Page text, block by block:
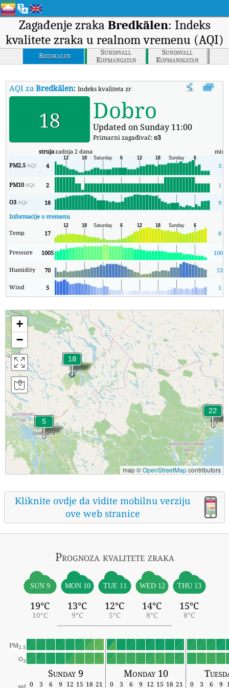
Zagađenje zraka Bredkälen: Indeks
kvalitete zraka u realnom vremenu (AQI)
Bredkalen
Sundsvall
Kopmangatan
Sundsvall
Kopmansgatan
AQI zaBredkälen:Indeks kvaliteta zraka (AQI) kompanije Bredkälen
18 Dobro
Updated on Sunday 11:00
Primarni zagađivač:o3
strujazadnja 2 dana min
PM2.5AQI 4 3
PM10AQI 2 1
O3AQI 18
9
Informacije o vremenu
Temp 17 8
Pressure 1005 1005
Humidity 70 53
Wind 5 1
+
−
map ©OpenStreetMapcontributors
Kliknite ovdje da vidite mobilnu verziju
ove web stranice
Prognoza kvalitete zraka
SUN 9
19°C
10°C
MON 10
13°C
9°C
TUE 11
12°C
5°C
WED 12
14°C
8°C
THU 13
15°C
8°C
PM2.5
O3
Sunday 9 Monday 10
sat 0 3 6 9 12 15 18 21 0 3 6 9 12 15 18 21 0 3 6 9